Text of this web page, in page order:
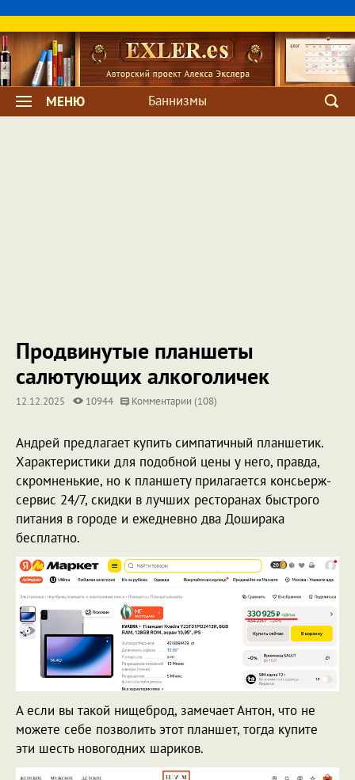
МЕНЮ Баннизмы
Продвинутые планшеты
салютующих алкоголичек
12.12.2025 10944 Комментарии (108)
Андрей предлагает купить симпатичный планшетик.
Характеристики для подобной цены у него, правда,
скромненькие, но к планшету прилагается консьерж-
сервис 24/7, скидки в лучших ресторанах быстрого
питания в городе и ежедневно два Доширака
бесплатно.
А если вы такой нищеброд, замечает Антон, что не
можете себе позволить этот планшет, тогда купите
эти шесть новогодних шариков.